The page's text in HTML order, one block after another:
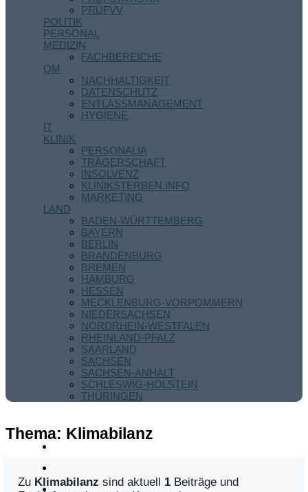
PRÜFVV
POLITIK
PERSONAL
MEDIZIN
FACHBEREICHE
QM
NACHHALTIGKEIT
DATENSCHUTZ
ENTLASSMANAGEMENT
HYGIENE
IT
KLINIK
PERSONALIA
TRÄGERSCHAFT
INSOLVENZ
KLINIKSTERBEN.INFO
MARKETING
LAND
BADEN-WÜRTTEMBERG
BAYERN
BERLIN
BRANDENBURG
BREMEN
HAMBURG
HESSEN
MECKLENBURG-VORPOMMERN
NIEDERSACHSEN
NORDRHEIN-WESTFALEN
RHEINLAND-PFALZ
SAARLAND
SACHSEN
SACHSEN-ANHALT
SCHLESWIG-HOLSTEIN
THÜRINGEN
Thema: Klimabilanz
Zu Klimabilanz sind aktuell 1 Beiträge und